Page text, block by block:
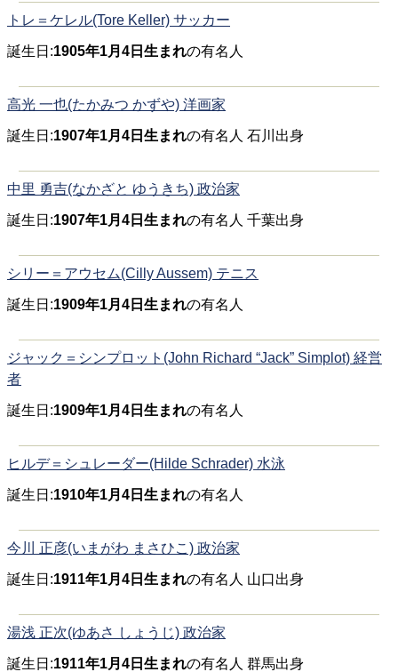
トレ＝ケレル(Tore Keller) サッカー
誕生日:1905年1月4日生まれの有名人
高光 一也(たかみつ かずや) 洋画家
誕生日:1907年1月4日生まれの有名人 石川出身
中里 勇吉(なかざと ゆうきち) 政治家
誕生日:1907年1月4日生まれの有名人 千葉出身
シリー＝アウセム(Cilly Aussem) テニス
誕生日:1909年1月4日生まれの有名人
ジャック＝シンプロット(John Richard “Jack” Simplot) 経営
者
誕生日:1909年1月4日生まれの有名人
ヒルデ＝シュレーダー(Hilde Schrader) 水泳
誕生日:1910年1月4日生まれの有名人
今川 正彦(いまがわ まさひこ) 政治家
誕生日:1911年1月4日生まれの有名人 山口出身
湯浅 正次(ゆあさ しょうじ) 政治家
誕生日:1911年1月4日生まれの有名人 群馬出身